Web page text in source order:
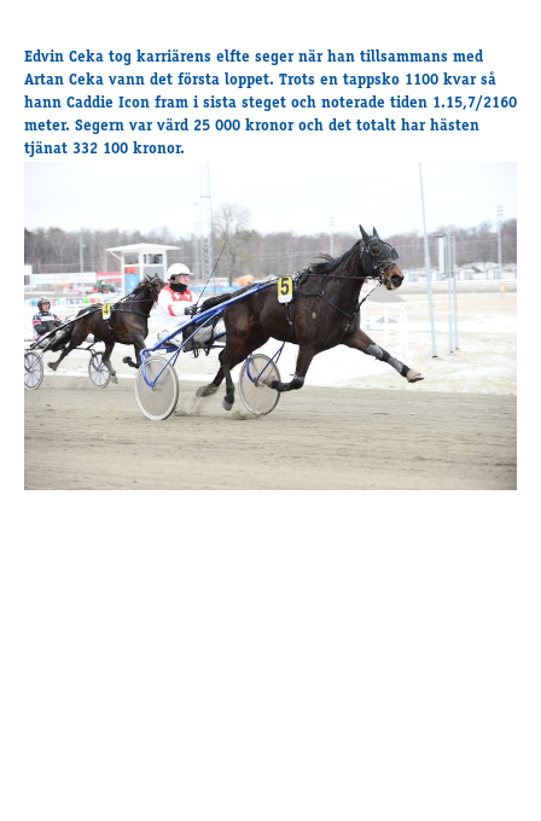
Edvin Ceka tog karriärens elfte seger när han tillsammans med
Artan Ceka vann det första loppet. Trots en tappsko 1100 kvar så
hann Caddie Icon fram i sista steget och noterade tiden 1.15,7/2160
meter. Segern var värd 25 000 kronor och det totalt har hästen
tjänat 332 100 kronor.